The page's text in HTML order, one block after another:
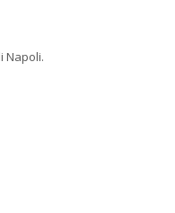
Napoli.